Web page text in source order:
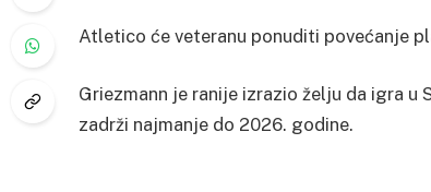
Atletico će veteranu ponuditi povećanje
Griezmann je ranije izrazio želju da igra
zadrži najmanje do 2026. godine.